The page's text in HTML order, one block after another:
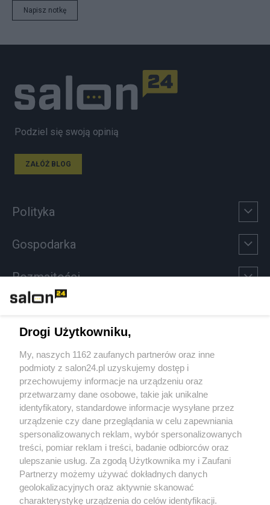
Napisz notkę
Podziel się swoją opinią
ZAŁÓŻ BLOG
Polityka
Gospodarka
Rozmaitości
Sport
Społeczeństwo
Kultura
X Facebook Instagram Youtube
Drogi Użytkowniku,
My, naszych 1162 zaufanych partnerów oraz inne
podmioty z salon24.pl uzyskujemy dostęp i
przechowujemy informacje na urządzeniu oraz
przetwarzamy dane osobowe, takie jak unikalne
identyfikatory, standardowe informacje wysyłane przez
urządzenie czy dane przeglądania w celu zapewniania
spersonalizowanych reklam, wybór spersonalizowanych
treści, pomiar reklam i treści, badanie odbiorców oraz
ulepszanie usług. Za zgodą Użytkownika my i Zaufani
Partnerzy możemy używać dokładnych danych
geolokalizacyjnych oraz aktywnie skanować
charakterystykę urządzenia do celów identyfikacji.